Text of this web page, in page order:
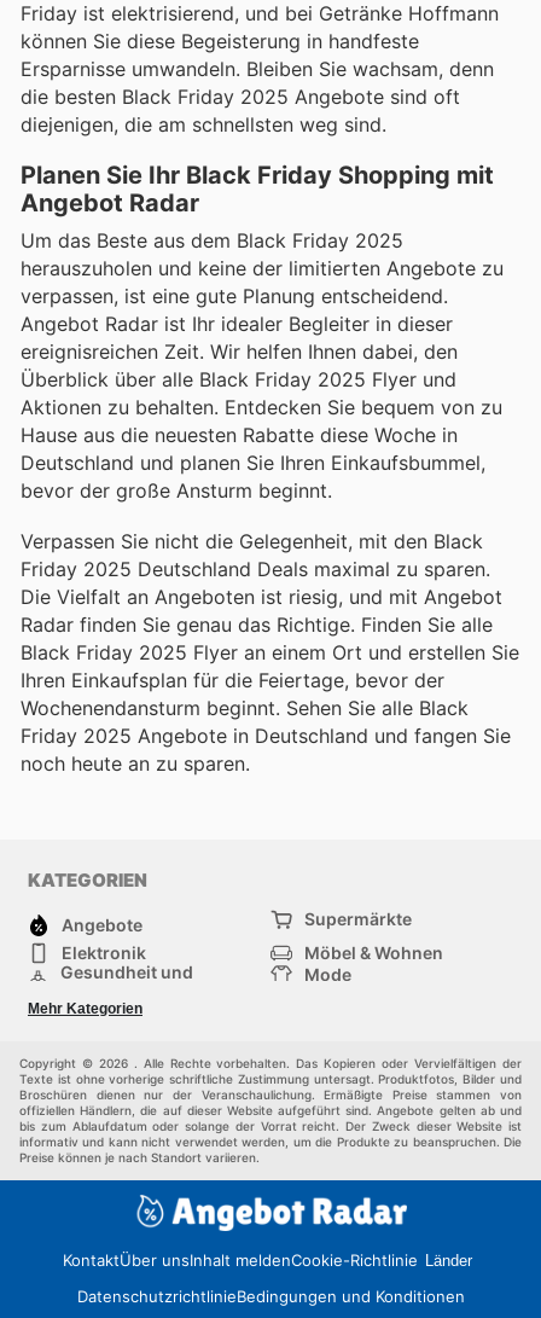
Friday ist elektrisierend, und bei Getränke Hoffmann
können Sie diese Begeisterung in handfeste
Ersparnisse umwandeln. Bleiben Sie wachsam, denn
die besten Black Friday 2025 Angebote sind oft
diejenigen, die am schnellsten weg sind.
Planen Sie Ihr Black Friday Shopping mit
Angebot Radar
Um das Beste aus dem Black Friday 2025
herauszuholen und keine der limitierten Angebote zu
verpassen, ist eine gute Planung entscheidend.
Angebot Radar ist Ihr idealer Begleiter in dieser
ereignisreichen Zeit. Wir helfen Ihnen dabei, den
Überblick über alle Black Friday 2025 Flyer und
Aktionen zu behalten. Entdecken Sie bequem von zu
Hause aus die neuesten Rabatte diese Woche in
Deutschland und planen Sie Ihren Einkaufsbummel,
bevor der große Ansturm beginnt.
Verpassen Sie nicht die Gelegenheit, mit den Black
Friday 2025 Deutschland Deals maximal zu sparen.
Die Vielfalt an Angeboten ist riesig, und mit Angebot
Radar finden Sie genau das Richtige. Finden Sie alle
Black Friday 2025 Flyer an einem Ort und erstellen Sie
Ihren Einkaufsplan für die Feiertage, bevor der
Wochenendansturm beginnt. Sehen Sie alle Black
Friday 2025 Angebote in Deutschland und fangen Sie
noch heute an zu sparen.
KATEGORIEN
Angebote
Supermärkte
Elektronik
Möbel & Wohnen
Gesundheit und
Mode
Sportartikel und
Sportbekleidung
Einkaufzentren
Andere
Mehr Kategorien
Copyright © 2026 . Alle Rechte vorbehalten. Das Kopieren oder Vervielfältigen der
Texte ist ohne vorherige schriftliche Zustimmung untersagt. Produktfotos, Bilder und
Broschüren dienen nur der Veranschaulichung. Ermäßigte Preise stammen von
offiziellen Händlern, die auf dieser Website aufgeführt sind. Angebote gelten ab und
bis zum Ablaufdatum oder solange der Vorrat reicht. Der Zweck dieser Website ist
informativ und kann nicht verwendet werden, um die Produkte zu beanspruchen. Die
Preise können je nach Standort variieren.
KontaktÜber unsInhalt meldenCookie-Richtlinie Länder
DatenschutzrichtlinieBedingungen und Konditionen